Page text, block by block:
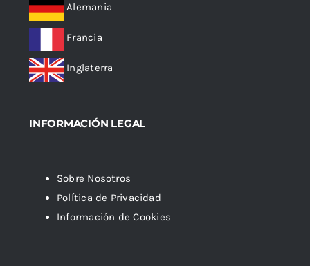
Alemania
Francia
Inglaterra
INFORMACIÓN LEGAL
Sobre Nosotros
Política de Privacidad
Información de Cookies